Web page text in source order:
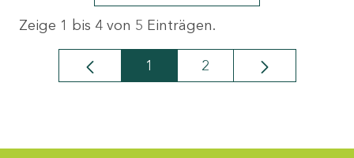
Zeige 1 bis 4 von 5 Einträgen.
Seite
1 Seite
2